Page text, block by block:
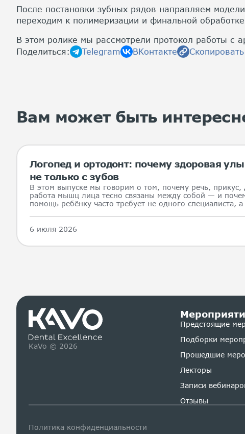
После постановки зубных рядов направляем
переходим к полимеризации и финальной
В этом ролике мы рассмотрели протокол работы с
Поделиться:
Telegram ВКонтакте
Вам может быть
Логопед и ортодонт: почему здоровая
не только с зубов
В этом выпуске мы говорим о том, почему речь, прикус,
работа мышц лица тесно связаны между собой — и
помощь ребёнку часто требует не одного специалиста,
6 июля 2026
KaVo © 2026
Предстоящие
Подборки
Прошедшие
Лекторы
Записи
Отзывы
Политика конфиденциальности